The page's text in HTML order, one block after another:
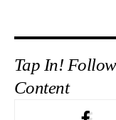
Tap In!
Content